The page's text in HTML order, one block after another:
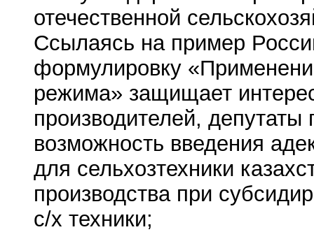
отечественной
Ссылаясь на пример
формулировку
режима» защищает
производителей, депутаты
возможность введения
для сельхозтехники
производства при
с/х техники;